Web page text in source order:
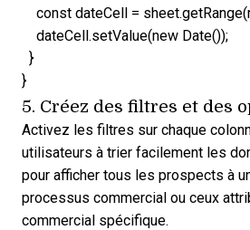
const dateCell =
dateCell.setValue(new Date());
}
}
5. Créez des filtres et des
Activez les filtres sur chaque
utilisateurs à trier facilement les
pour afficher tous les prospects à
processus commercial ou ceux
commercial spécifique.